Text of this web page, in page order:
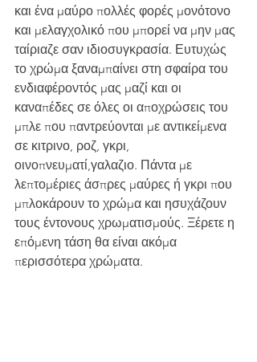
και ένα μαύρο πολλές φορές μονότονο
και μελαγχολικό που μπορεί να μην μας
ταίριαζε σαν ιδιοσυγκρασία. Ευτυχώς
το χρώμα ξαναμπαίνει στη σφαίρα του
ενδιαφέροντός μας μαζί και οι
καναπέδες σε όλες οι αποχρώσεις του
μπλε που παντρεύονται με αντικείμενα
σε κιτρινο, ροζ, γκρι,
οινοπνευματί,γαλαζιο. Πάντα με
λεπτομέριες άσπρες μαύρες ή γκρι που
μπλοκάρουν το χρώμα και ησυχάζουν
τους έντονους χρωματισμούς. Ξέρετε η
επόμενη τάση θα είναι ακόμα
περισσότερα χρώματα.